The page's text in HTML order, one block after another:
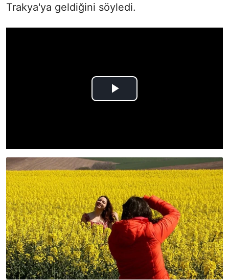
Trakya'ya geldiğini söyledi.